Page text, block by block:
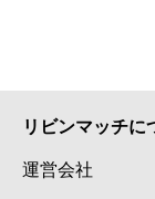
リビンマッチに
運営会社